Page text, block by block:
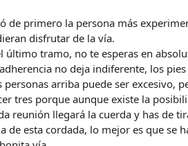
de primero la persona más
disfrutar de la vía.
último tramo, no te esperas en
no deja indiferente, los
personas arriba puede ser
tres porque aunque existe la
reunión llegará la cuerda y has de
de esta cordada, lo mejor es que